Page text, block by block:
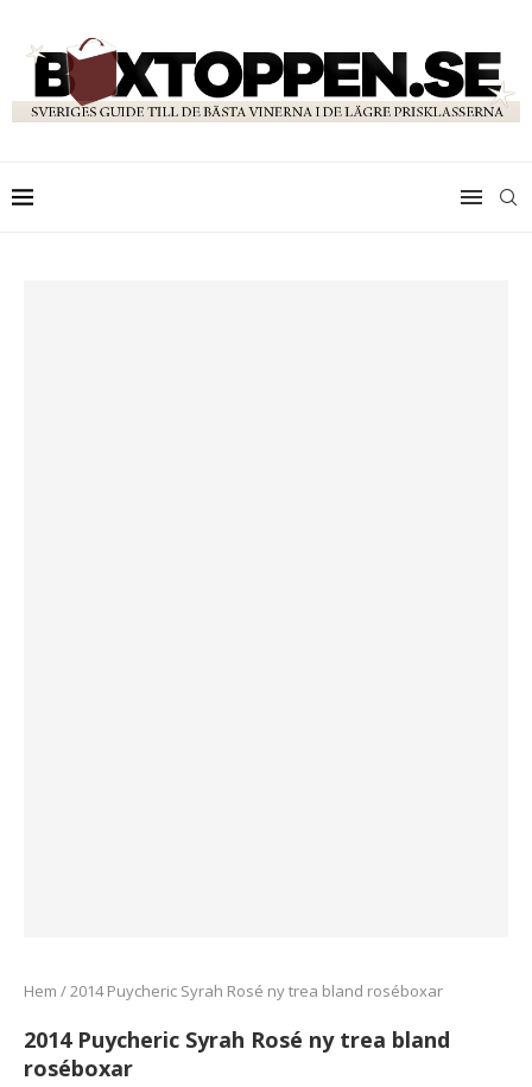
Hem /2014 Puycheric Syrah Rosé ny trea bland roséboxar
2014 Puycheric Syrah Rosé ny trea bland
roséboxar